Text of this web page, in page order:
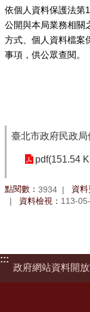
依個人資料保護法第
公開與本局業務相關
方式、個人資料檔案
事項，供公眾查閱。
臺北市政府民政
pdf(151.54
點閱數： 3934 資料
資料檢視： 113-
:::
政府網站資料開